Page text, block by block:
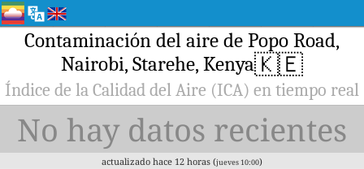
Contaminación del aire de Popo Road,
Nairobi, Starehe, Kenya🇰🇪
Índice de la Calidad del Aire (ICA) en tiempo real
No hay datos recientes
actualizado hace 12 horas (jueves 10:00)